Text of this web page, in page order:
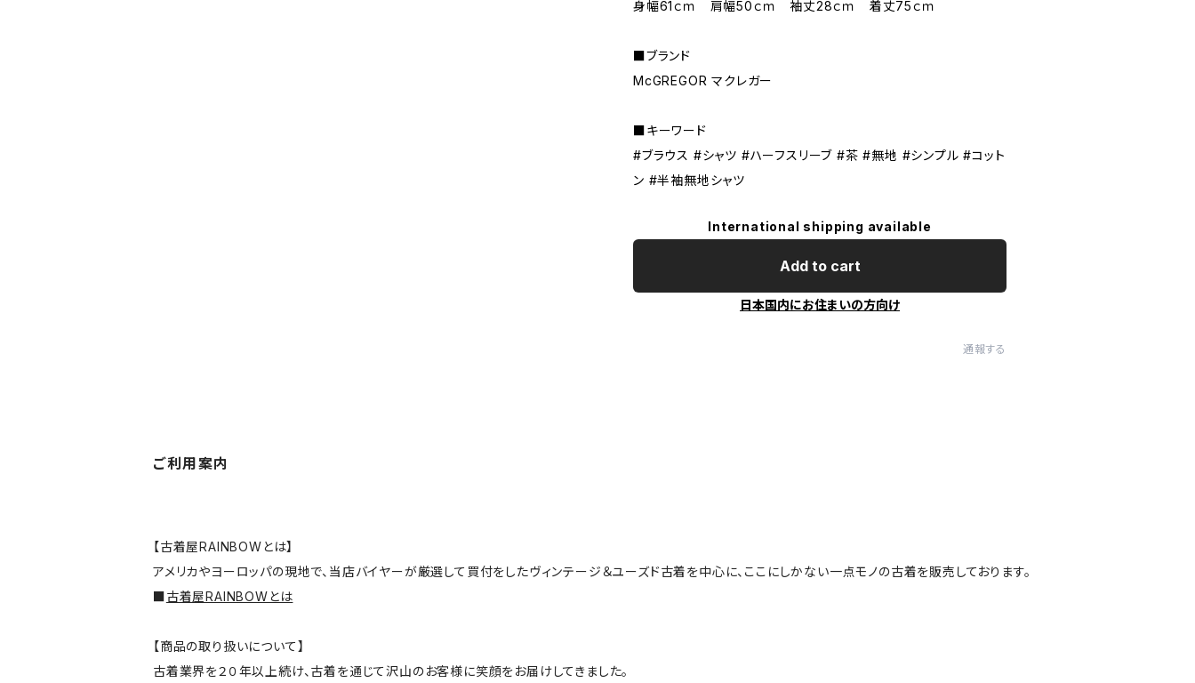
身幅61ｃｍ 肩幅50ｃｍ 袖丈28ｃｍ 着丈75ｃｍ
■ブランド
McGREGOR マクレガー
■キーワード
#ブラウス #シャツ #ハーフスリーブ #茶 #無地 #シンプル #コット
ン #半袖無地シャツ
International shipping available
Add to cart
日本国内にお住まいの方向け
通報する
ご利用案内
【古着屋RAINBOWとは】
アメリカやヨーロッパの現地で、当店バイヤーが厳選して買付をしたヴィンテージ＆ユーズド古着を中心に、ここにしかない一点モノの古着を販売しております。
■古着屋RAINBOWとは
【商品の取り扱いについて】
古着業界を２０年以上続け、古着を通じて沢山のお客様に笑顔をお届けしてきました。